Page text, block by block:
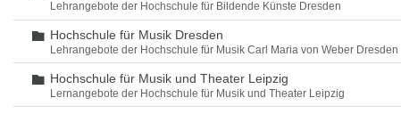
Lehrangebote der Hochschule für Bildende Künste Dresden
Ordner
Hochschule für Musik Dresden
Lehrangebote der Hochschule für Musik Carl Maria von Weber Dresden
Ordner
Hochschule für Musik und Theater Leipzig
Lernangebote der Hochschule für Musik und Theater Leipzig